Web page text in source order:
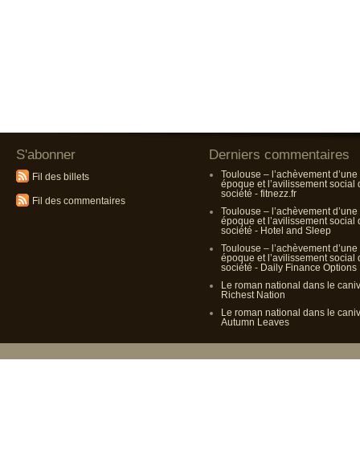
S'abonner
Fil des billets
Fil des commentaires
Derniers commentaires
Toulouse – l’achèvement d’une
époque et l’avilissement social
société - fitnezz.fr
Toulouse – l’achèvement d’une
époque et l’avilissement social
société - Hotel and Sleep
Toulouse – l’achèvement d’une
époque et l’avilissement social
société - Daily Finance Options
Le roman national dans le
Richest Nation
Le roman national dans le
Autumn Leaves